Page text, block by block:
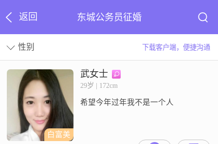
返回 东城公务员征婚
性别 下载客户端，便捷沟通
白富美
武女士
29岁 | 172cm
希望今年过年我不是一个人